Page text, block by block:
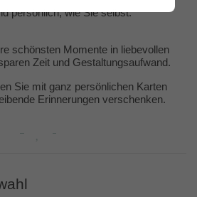
persönlich, wie Sie selbst.
schönsten Momente in liebevollen
Zeit und Gestaltungsaufwand.
Sie mit ganz persönlichen Karten
Erinnerungen verschenken.